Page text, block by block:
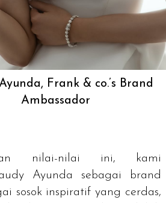
Frank & co.’s Brand
Ambassador
nilai-nilai ini, kami
Ayunda sebagai brand
sosok inspiratif yang cerdas,